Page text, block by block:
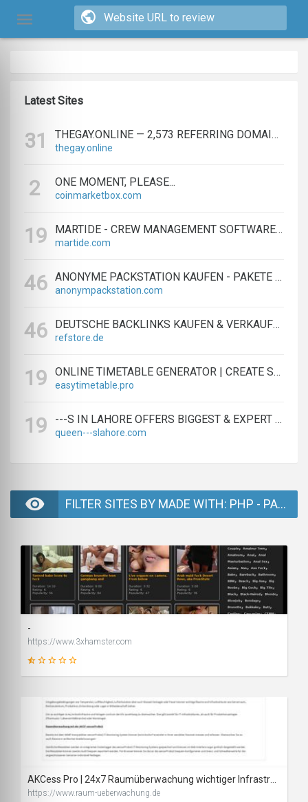
Latest Sites
31 THEGAY.ONLINE — 2,573 REFERRING DOMAINS | ED.COM
thegay.online
2 ONE MOMENT, PLEASE...
coinmarketbox.com
19 MARTIDE - CREW MANAGEMENT SOFTWARE & MARITIME RECRUITMENT
martide.com
46 ANONYME PACKSTATION KAUFEN - PAKETE ANONYM EMPFANGEN LEICHT GEMACHT
anonympackstation.com
46 DEUTSCHE BACKLINKS KAUFEN & VERKAUFEN - TEXTLINK MARKTPLATZ
refstore.de
19 ONLINE TIMETABLE GENERATOR | CREATE SCHEDULES IN MINUTES
easytimetable.pro
19 ---S IN LAHORE OFFERS BIGGEST & EXPERT LAHORE ---S AGENCY
queen---slahore.com
FILTER SITES BY MADE WITH: PHP - PAGE
8
-
https://www.3xhamster.com
https://www.raum-ueberwachung.de